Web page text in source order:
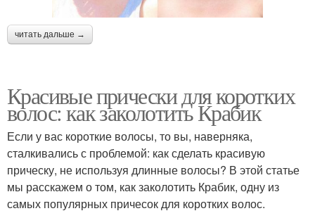
читать дальше →
Красивые прически для коротких
волос: как заколотить Крабик
Если у вас короткие волосы, то вы, наверняка,
сталкивались с проблемой: как сделать красивую
прическу, не используя длинные волосы? В этой статье
мы расскажем о том, как заколотить Крабик, одну из
самых популярных причесок для коротких волос.